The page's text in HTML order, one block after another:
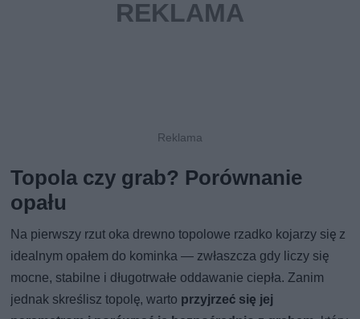
Topola czy grab? Porównanie
opału
Na pierwszy rzut oka drewno topolowe rzadko kojarzy się z
idealnym opałem do kominka — zwłaszcza gdy liczy się
mocne, stabilne i długotrwałe oddawanie ciepła. Zanim
jednak skreślisz topolę, warto przyjrzeć się jej